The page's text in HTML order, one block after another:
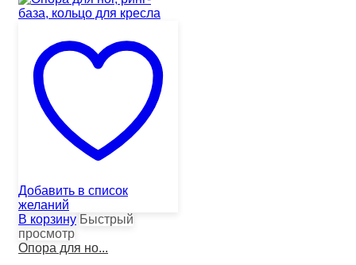
Добавить в список
желаний
В корзину Быстрый
просмотр
Опора для но...